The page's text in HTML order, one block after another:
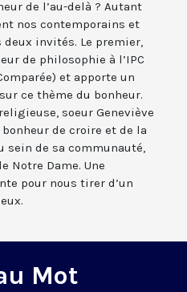
de l’au-delà ? Autant
nos contemporains et
invités. Le premier,
de philosophie à l’IPC
et apporte un
ce thème du bonheur.
soeur Geneviève
de croire et de la
sein de sa communauté,
Notre Dame. Une
pour nous tirer d’un
Mot